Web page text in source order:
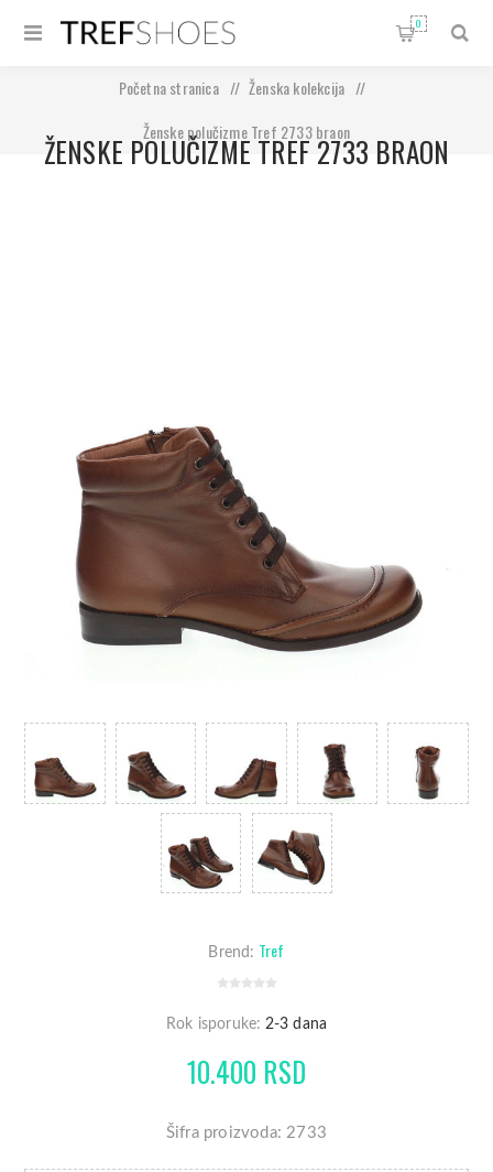
0
Početna stranica / Ženska kolekcija
/
Ženske polučizme Tref 2733 braon
ŽENSKE POLUČIZME TREF 2733 BRAON
Brend: Tref
Rok isporuke: 2-3 dana
10.400 RSD
Šifra proizvoda: 2733